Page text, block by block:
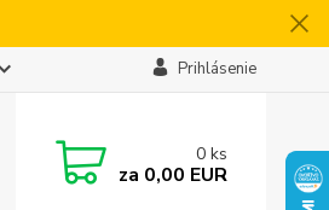
Prihlásenie
0 ks
za 0,00 EUR